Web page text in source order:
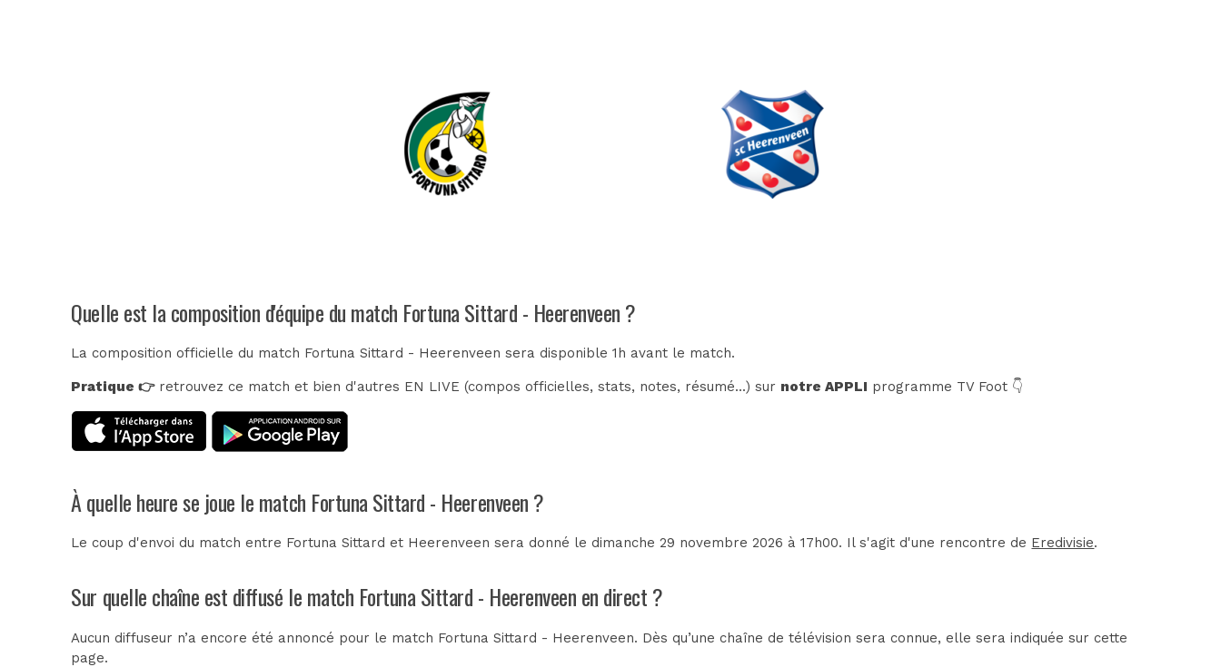
Quelle est la composition d'équipe du match Fortuna Sittard - Heerenveen ?
La composition officielle du match Fortuna Sittard - Heerenveen sera disponible 1h avant le match.
Pratique 👉retrouvez ce match et bien d'autres EN LIVE (compos officielles, stats, notes, résumé...) sur notre APPLI programme TV Foot 👇
À quelle heure se joue le match Fortuna Sittard - Heerenveen ?
Le coup d'envoi du match entre Fortuna Sittard et Heerenveen sera donné le dimanche 29 novembre 2026 à 17h00. Il s'agit d'une rencontre de Eredivisie.
Sur quelle chaîne est diffusé le match Fortuna Sittard - Heerenveen en direct ?
Aucun diffuseur n’a encore été annoncé pour le match Fortuna Sittard - Heerenveen. Dès qu’une chaîne de télévision sera connue, elle sera indiquée sur cette
page.